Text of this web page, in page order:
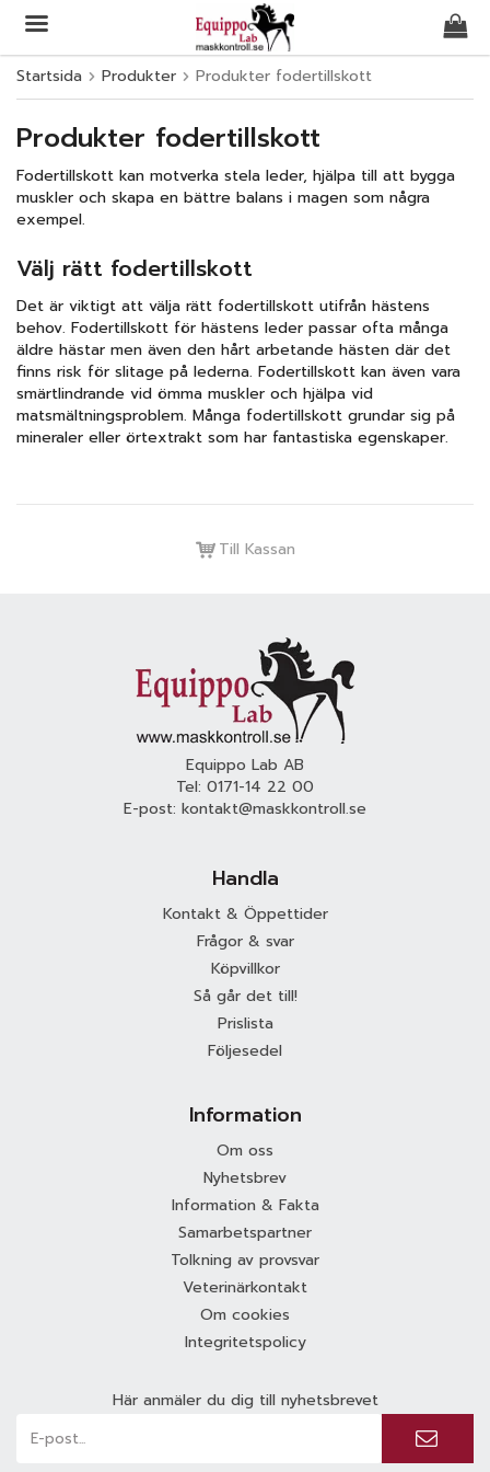
Produkten har blivit tillagd i varukorgen
Startsida Produkter Produkter fodertillskott
Produkter fodertillskott
Fodertillskott kan motverka stela leder, hjälpa till att bygga
muskler och skapa en bättre balans i magen som några
exempel.
Välj rätt fodertillskott
Det är viktigt att välja rätt fodertillskott utifrån hästens
behov. Fodertillskott för hästens leder passar ofta många
äldre hästar men även den hårt arbetande hästen där det
finns risk för slitage på lederna. Fodertillskott kan även vara
smärtlindrande vid ömma muskler och hjälpa vid
matsmältningsproblem. Många fodertillskott grundar sig på
mineraler eller örtextrakt som har fantastiska egenskaper.
Till Kassan
Equippo Lab AB
Tel: 0171-14 22 00
E-post: kontakt@maskkontroll.se
Handla
Kontakt & Öppettider
Frågor & svar
Köpvillkor
Så går det till!
Prislista
Följesedel
Information
Om oss
Nyhetsbrev
Information & Fakta
Samarbetspartner
Tolkning av provsvar
Veterinärkontakt
Om cookies
Integritetspolicy
Här anmäler du dig till nyhetsbrevet